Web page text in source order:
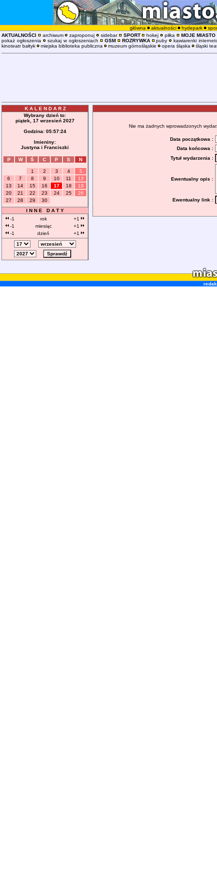
główna aktualności hydepark
AKTUALNOŚCI
archiwum zaproponuj sidebar SPORT hokej piłka
MOJE MIASTO
pokaż ogłoszenia
szukaj w ogłoszeniach GSM ROZRYWKA puby
kawiarenki
kinoteatr bałtyk
miejska biblioteka publiczna muzeum górnośląskie opera śląska śląski
K A L E N D A R Z
Wybrany dzień to:
piątek, 17 wrzesień 2027
Godzina: 05:57:25
Imieniny:
Justyna i Franciszki
P W Ś C P S N
1 2 3 4
5
6
7 8 9 10 11
12
13
14 15 16 17 18
19
20
21 22 23 24 25
26
27
28 29
30
I N N E D A T Y
-1
rok
+1
-1
miesiąc
+1
-1
dzień +1
Nie ma żadnych wprowadzonych
Data początkowa :
Data końcowa :
Tytuł wydarzenia :
Ewentualny opis :
Ewentualny link :